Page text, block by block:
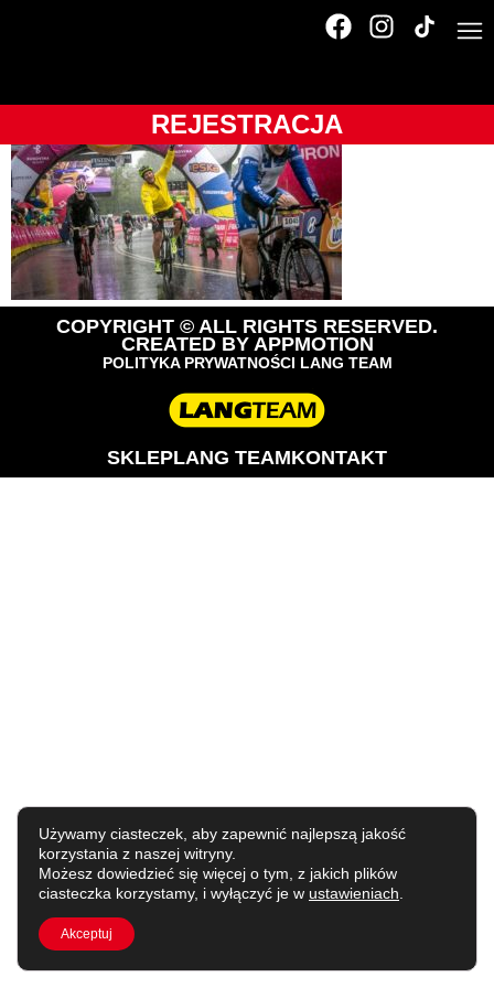
REJESTRACJA
155_EZ3A7895
COPYRIGHT © ALL RIGHTS RESERVED.
CREATED BY APPMOTION
POLITYKA PRYWATNOŚCI LANG TEAM
SKLEPLANG TEAMKONTAKT
Używamy ciasteczek, aby zapewnić najlepszą jakość
korzystania z naszej witryny.
Możesz dowiedzieć się więcej o tym, z jakich plików
ciasteczka korzystamy, i wyłączyć je w ustawieniach
Akceptuj